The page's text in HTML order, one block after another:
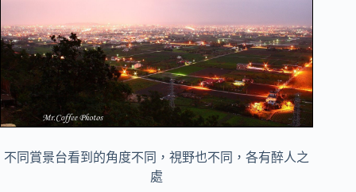
不同賞景台看到的角度不同，視野也不同，各有醉人之
處